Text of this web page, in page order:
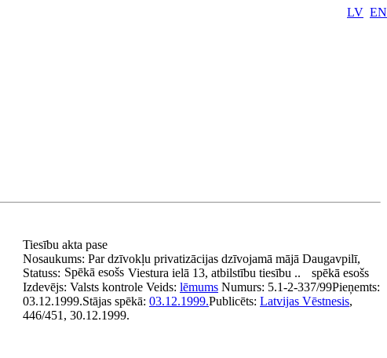
LV EN
Tiesību akta pase
Nosaukums: Par dzīvokļu privatizācijas dzīvojamā mājā Daugavpilī,
Viestura ielā 13, atbilstību tiesību ..
Statuss: Spēkā esošs
spēkā esošs
Izdevējs: Valsts kontrole Veids: lēmums Numurs: 5.1-2-337/99Pieņemts:
03.12.1999.Stājas spēkā: 03.12.1999.Publicēts: Latvijas Vēstnesis,
446/451, 30.12.1999.